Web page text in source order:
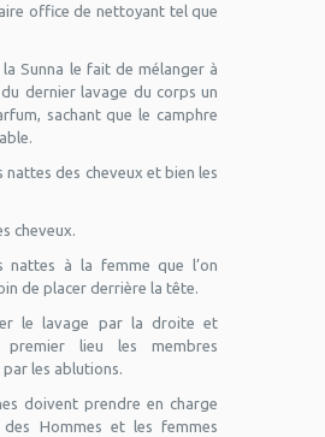
office de nettoyant tel que
la Sunna le fait de mélanger à
du dernier lavage du corps un
sachant que le camphre
nattes des cheveux et bien les
cheveux.
nattes à la femme que l’on
de placer derrière la tête.
le lavage par la droite et
lieu les membres
les ablutions.
doivent prendre en charge
Hommes et les femmes